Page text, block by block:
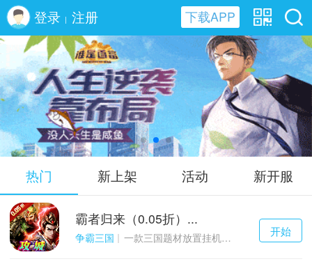
登录 | 注册 下载APP
谁是首富H5
热门 新上架 活动 新开服
千百度h5
游戏
开始
霸者归来（0.05折）...
争霸三国 一款三国题材放置挂机与战争策略结合的游戏